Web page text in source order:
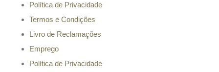
Política de Privacidade
Termos e Condições
Livro de Reclamações
Emprego
Política de Privacidade